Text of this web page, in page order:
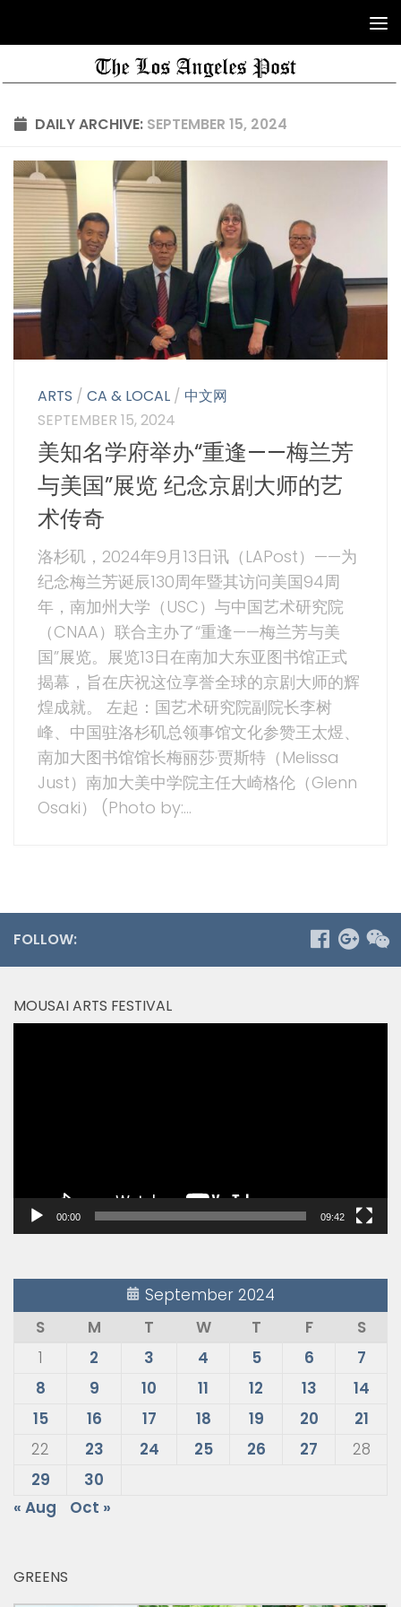
DAILY ARCHIVE: SEPTEMBER 15, 2024
ARTS /CA & LOCAL / 中文网
SEPTEMBER 15, 2024
美知名学府举办“重逢——梅兰芳
与美国”展览 纪念京剧大师的艺
术传奇
洛杉矶，2024年9月13日讯（LAPost）——为
纪念梅兰芳诞辰130周年暨其访问美国94周
年，南加州大学（USC）与中国艺术研究院
（CNAA）联合主办了“重逢——梅兰芳与美
国”展览。展览13日在南加大东亚图书馆正式
揭幕，旨在庆祝这位享誉全球的京剧大师的辉
煌成就。 左起：国艺术研究院副院长李树
峰、中国驻洛杉矶总领事馆文化参赞王太煜、
南加大图书馆馆长梅丽莎·贾斯特（Melissa
Just）南加大美中学院主任大崎格伦（Glenn
Osaki） (Photo by:...
FOLLOW:
MOUSAI ARTS FESTIVAL
00:00 09:42
September 2024
S
M T W T F
S
1
2 3 4 5 6
7
8
9 10 11 12 13
14
15
16 17 18 19 20
21
22
23 24 25 26 27
28
29
30
« Aug
Oct »
GREENS